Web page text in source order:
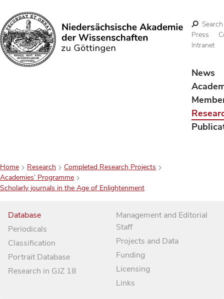
Search
Search
Press
Intranet
News
Home Research
Completed Research Projects
Academies’ Programme
Scholarly journals in the Age of Enlightenment
Database
Periodicals
Classification
Portrait Database
Research in GJZ 18
Management and Editorial
Staff
Projects and Data
Funding
Licensing
Links